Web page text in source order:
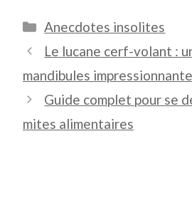
Catégories
Anecdotes insolites
Le lucane cerf-volant :
mandibules
Guide complet pour se
mites alimentaires